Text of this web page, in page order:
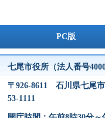
PC版
七尾市役所（法人番号
〒926-8611 石川県七尾
53-1111